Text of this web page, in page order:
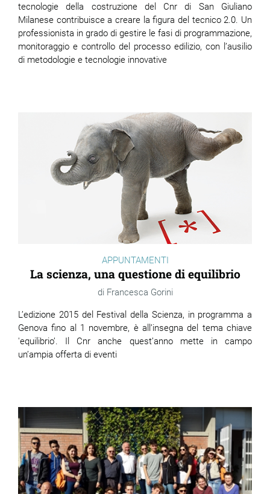
tecnologie della costruzione del Cnr di San Giuliano
Milanese contribuisce a creare la figura del tecnico 2.0. Un
professionista in grado di gestire le fasi di programmazione,
monitoraggio e controllo del processo edilizio, con l’ausilio
di metodologie e tecnologie innovative
APPUNTAMENTI
La scienza, una questione di equilibrio
Francesca Gorini
L’edizione 2015 del Festival della Scienza, in programma a
Genova fino al 1 novembre, è all’insegna del tema chiave
'equilibrio’. Il Cnr anche quest’anno mette in campo
un’ampia offerta di eventi